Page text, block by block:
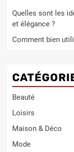
Quelles sont les
et élégance ?
Comment bien
Beauté
Loisirs
Maison & Déco
Mode